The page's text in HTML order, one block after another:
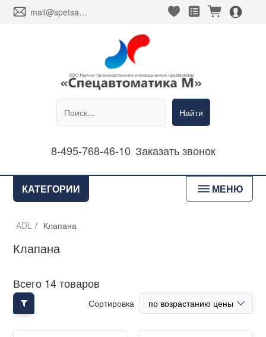
envelope mail@spetsavtomatika-m.ru heart_fill square_favorites_fill cart_fill person_alt_circle_fill
Найти
8-495-768-46-10 Заказать звонок
КАТЕГОРИИ bars МЕНЮ
ADL / Клапана
Клапана
Всего 14 товаров
Сортировка по возрастанию цены